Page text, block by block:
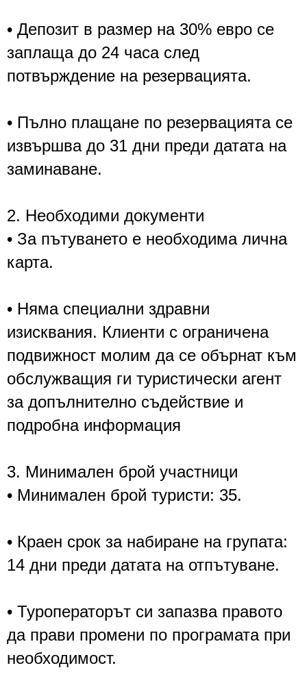
• Депозит в размер на 30% евро се
заплаща до 24 часа след
потвърждение на резервацията.
• Пълно плащане по резервацията се
извършва до 31 дни преди датата на
заминаване.
2. Необходими документи
• За пътуването е необходима лична
карта.
• Няма специални здравни
изисквания. Клиенти с ограничена
подвижност молим да се обърнат към
обслужващия ги туристически агент
за допълнително съдействие и
подробна информация
3. Минимален брой участници
• Минимален брой туристи: 35.
• Краен срок за набиране на групата:
14 дни преди датата на отпътуване.
• Туроператорът си запазва правото
да прави промени по програмата при
необходимост.